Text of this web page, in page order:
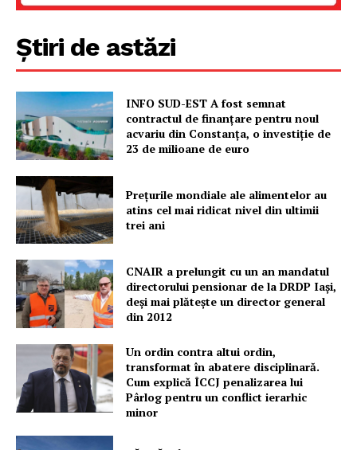
Știri de astăzi
INFO SUD-EST A fost semnat
contractul de finanțare pentru noul
acvariu din Constanța, o investiție de
23 de milioane de euro
Prețurile mondiale ale alimentelor au
atins cel mai ridicat nivel din ultimii
trei ani
CNAIR a prelungit cu un an mandatul
directorului pensionar de la DRDP Iași,
deși mai plătește un director general
din 2012
Un ordin contra altui ordin,
transformat în abatere disciplinară.
Cum explică ÎCCJ penalizarea lui
Pârlog pentru un conflict ierarhic
minor